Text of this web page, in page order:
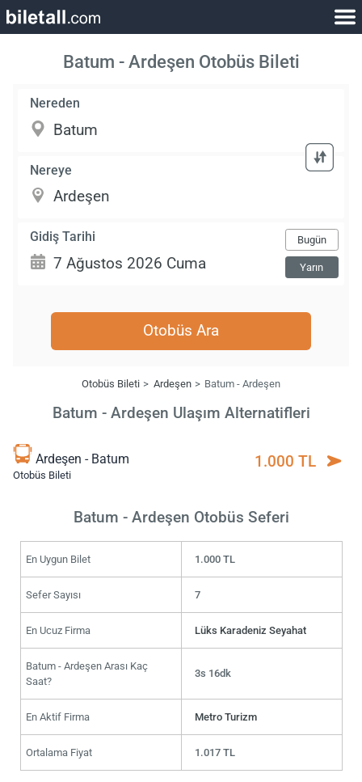
Batum - Ardeşen Otobüs Bileti
Nereden
Nereye
Gidiş Tarihi Bugün
Yarın
Otobüs Ara
Otobüs Bileti Ardeşen Batum - Ardeşen
Batum - Ardeşen Ulaşım Alternatifleri
Ardeşen - Batum
Otobüs Bileti
1.000 TL
Batum - Ardeşen Otobüs Seferi
En Uygun Bilet 1.000 TL
Sefer Sayısı 7
En Ucuz Firma Lüks Karadeniz Seyahat
Batum - Ardeşen Arası Kaç
Saat?
3s 16dk
En Aktif Firma Metro Turizm
Ortalama Fiyat 1.017 TL